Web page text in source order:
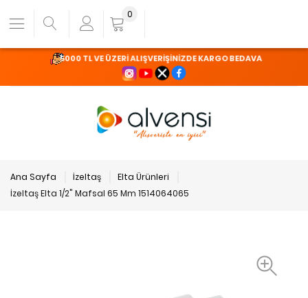
5000 TL VE ÜZERİ ALIŞVERİŞİNİZDE KARGO BEDAVA
0
Ana Sayfa İzeltaş
Elta Ürünleri
İzeltaş Elta 1/2" Mafsal 65 Mm 1514064065